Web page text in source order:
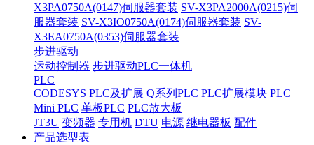
X3PA0750A(0147)伺服器套装 SV-X3PA2000A(0215)伺
服器套装 SV-X3IO0750A(0174)伺服器套装 SV-
X3EA0750A(0353)伺服器套装
步进驱动
运动控制器 步进驱动PLC一体机
PLC
CODESYS PLC及扩展 Q系列PLC PLC扩展模块 PLC
Mini PLC 单板PLC PLC放大板
JT3U 变频器 专用机 DTU 电源 继电器板 配件
产品选型表